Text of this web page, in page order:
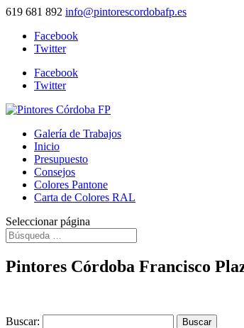
619 681 892 info@pintorescordobafp.es
Facebook
Twitter
Facebook
Twitter
Galería de Trabajos
Inicio
Presupuesto
Consejos
Colores Pantone
Carta de Colores RAL
Seleccionar página
Pintores Córdoba Francisco
Buscar: